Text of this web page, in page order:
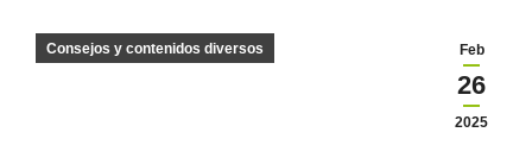
Feb
26
2025
Consejos y contenidos diversos